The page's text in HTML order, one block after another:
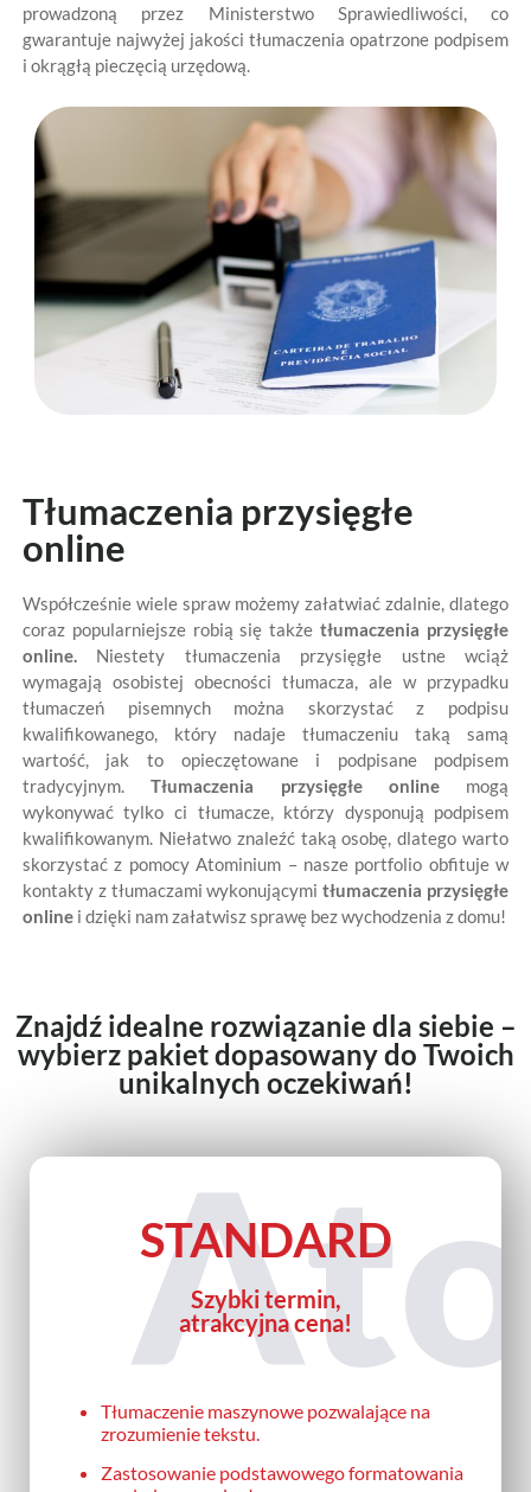
prowadzoną przez Ministerstwo Sprawiedliwości, co
gwarantuje najwyżej jakości tłumaczenia opatrzone podpisem
i okrągłą pieczęcią urzędową.
Tłumaczenia przysięgłe
online
Współcześnie wiele spraw możemy załatwiać zdalnie, dlatego
coraz popularniejsze robią się takżetłumaczenia przysięgłe
online. Niestety tłumaczenia przysięgłe ustne wciąż
wymagają osobistej obecności tłumacza, ale w przypadku
tłumaczeń pisemnych można skorzystać z podpisu
kwalifikowanego, który nadaje tłumaczeniu taką samą
wartość, jak to opieczętowane i podpisane podpisem
tradycyjnym.Tłumaczenia przysięgłe onlinemogą
wykonywać tylko ci tłumacze, którzy dysponują podpisem
kwalifikowanym. Niełatwo znaleźć taką osobę, dlatego warto
skorzystać z pomocy Atominium – nasze portfolio obfituje w
kontakty z tłumaczami wykonującymitłumaczenia przysięgłe
onlinei dzięki nam załatwisz sprawę bez wychodzenia z domu!
Znajdź idealne rozwiązanie dla siebie –
wybierz pakiet dopasowany do Twoich
unikalnych oczekiwań!
STANDARD
Szybki termin,
atrakcyjna cena!
Tłumaczenie maszynowe pozwalające na
zrozumienie tekstu.
Zastosowanie podstawowego formatowania